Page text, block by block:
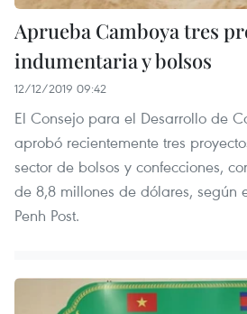
Aprueba Camboya tres
indumentaria y bolsos
12/12/2019 09:42
El Consejo para el Desarrollo de
aprobó recientemente tres
sector de bolsos y confecciones,
de 8,8 millones de dólares, según
Penh Post.